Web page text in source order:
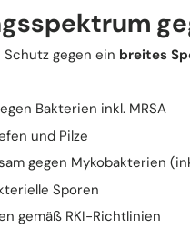
gegen ein breites
Bakterien inkl. MRSA
und Pilze
gegen Mykobakterien
Sporen
gemäß RKI-Richtlinien